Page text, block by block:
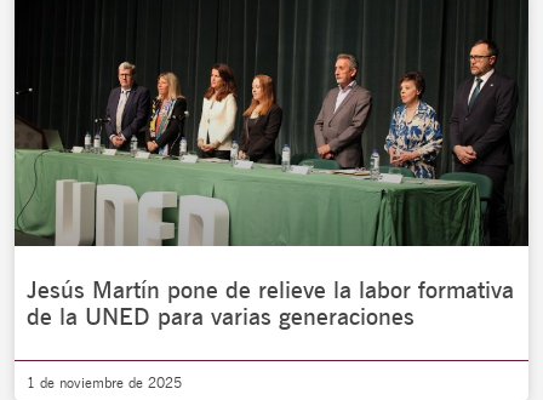
Jesús Martín pone de relieve la labor formativa
de la UNED para varias generaciones
1 de noviembre de 2025